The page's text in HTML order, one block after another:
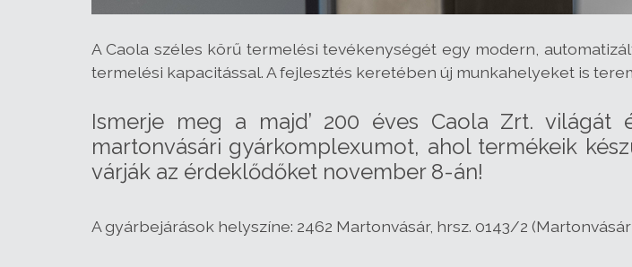
A Caola széles körű termelési tevékenységét egy modern,
termelési kapacitással. A fejlesztés keretében új munkahelyeket is
Ismerje meg a majd’ 200 éves Caola Zrt.
martonvásári gyárkomplexumot, ahol termékeik
várják az érdeklődőket november 8-án!
A gyárbejárások helyszíne: 2462 Martonvásár, hrsz. 0143/2